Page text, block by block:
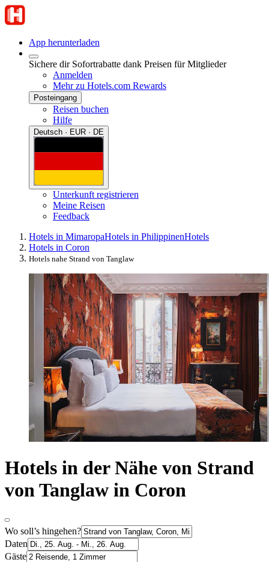
App herunterladen
Sichere dir Sofortrabatte dank Preisen für Mitglieder
Anmelden
Mehr zu Hotels.com Rewards
Posteingang
Reisen buchen
Hilfe
Deutsch · EUR · DE
Unterkunft registrieren
Meine Reisen
Feedback
Hotels in MimaropaHotels in PhilippinenHotels
Hotels in Coron
Hotels nahe Strand von Tanglaw
Hotels in der Nähe von Strand
von Tanglaw in Coron
Wo soll’s hingehen?
Daten
Gäste